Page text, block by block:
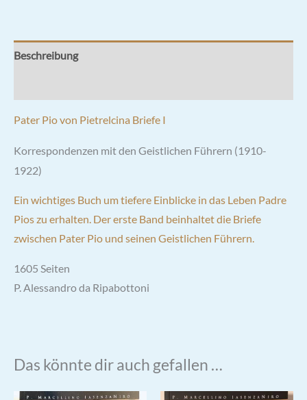
Beschreibung
Pater Pio von Pietrelcina Briefe I
Korrespondenzen mit den Geistlichen Führern (1910-
1922)
Ein wichtiges Buch um tiefere Einblicke in das Leben Padre
Pios zu erhalten. Der erste Band beinhaltet die Briefe
zwischen Pater Pio und seinen Geistlichen Führern.
1605 Seiten
P. Alessandro da Ripabottoni
Das könnte dir auch gefallen …